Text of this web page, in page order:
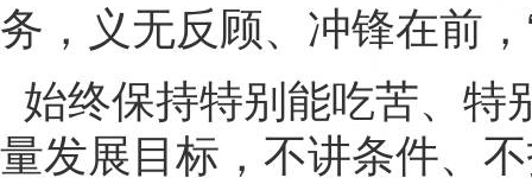
务，义无反顾、冲锋在前
始终保持特别能吃苦、特
量发展目标，不讲条件、